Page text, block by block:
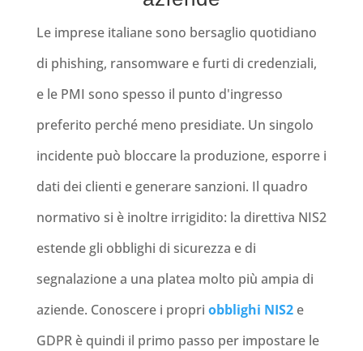
Le imprese italiane sono bersaglio quotidiano
di phishing, ransomware e furti di credenziali,
e le PMI sono spesso il punto d'ingresso
preferito perché meno presidiate. Un singolo
incidente può bloccare la produzione, esporre i
dati dei clienti e generare sanzioni. Il quadro
normativo si è inoltre irrigidito: la direttiva NIS2
estende gli obblighi di sicurezza e di
segnalazione a una platea molto più ampia di
aziende. Conoscere i propri obblighi NIS2e
GDPR è quindi il primo passo per impostare le